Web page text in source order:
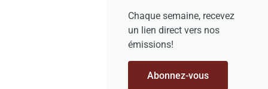
Chaque semaine, recevez
un lien direct vers nos
émissions!
Abonnez-vous